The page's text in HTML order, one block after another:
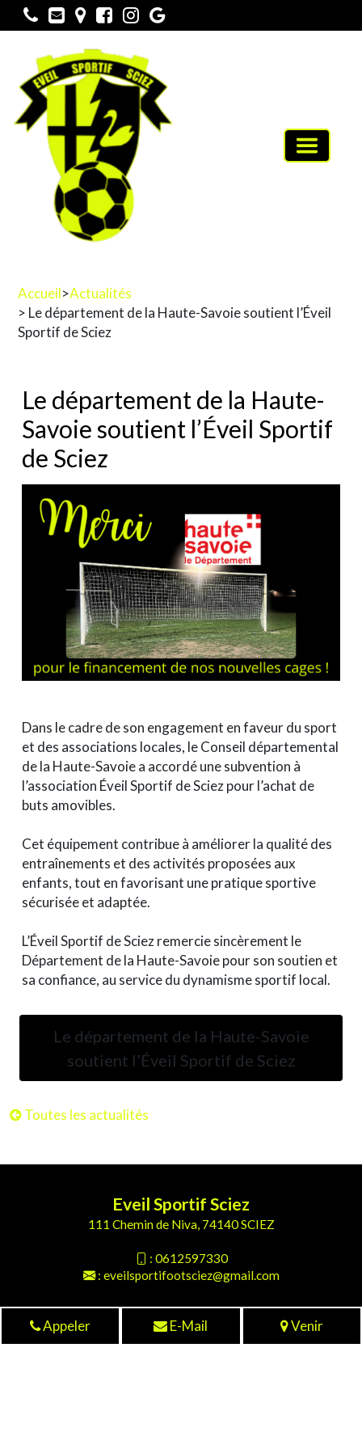
Toggle
Accueil>Actualités
> Le département de la Haute-Savoie soutient l’Éveil
Sportif de Sciez
Le département de la Haute-
Savoie soutient l’Éveil Sportif
de Sciez
Dans le cadre de son engagement en faveur du sport
et des associations locales, le Conseil départemental
de la Haute-Savoie a accordé une subvention à
l’association Éveil Sportif de Sciez pour l’achat de
buts amovibles.
Cet équipement contribue à améliorer la qualité des
entraînements et des activités proposées aux
enfants, tout en favorisant une pratique sportive
sécurisée et adaptée.
L’Éveil Sportif de Sciez remercie sincèrement le
Département de la Haute-Savoie pour son soutien et
sa confiance, au service du dynamisme sportif local.
Le département de la Haute-Savoie
soutient l’Éveil Sportif de Sciez
Toutes les actualités
Eveil Sportif Sciez
111 Chemin de Niva, 74140 SCIEZ
: 0612597330
: eveilsportifootsciez@gmail.com
Appeler E-Mail Venir